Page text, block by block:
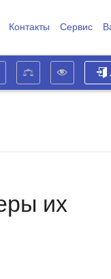
Контакты Сервис
их